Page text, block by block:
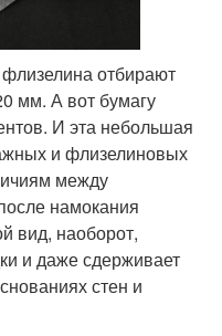
отбирают
мм. А вот бумагу
И эта небольшая
и флизелиновых
между
намокания
вид, наоборот,
и даже сдерживает
стен и